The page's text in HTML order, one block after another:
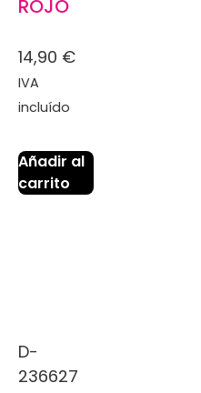
ROJO
14,90 €
IVA
incluído
Añadir al
carrito
D-
236627